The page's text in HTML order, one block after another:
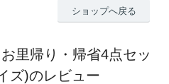
ショップへ戻る
里帰り・帰省4点セッ
ズ)のレビュー